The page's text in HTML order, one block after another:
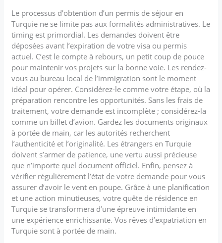
Le processus d’obtention d’un permis de séjour en
Turquie ne se limite pas aux formalités administratives. Le
timing est primordial. Les demandes doivent être
déposées avant l’expiration de votre visa ou permis
actuel. C’est le compte à rebours, un petit coup de pouce
pour maintenir vos projets sur la bonne voie. Les rendez-
vous au bureau local de l’immigration sont le moment
idéal pour opérer. Considérez-le comme votre étape, où la
préparation rencontre les opportunités. Sans les frais de
traitement, votre demande est incomplète ; considérez-la
comme un billet d’avion. Gardez les documents originaux
à portée de main, car les autorités recherchent
l’authenticité et l’originalité. Les étrangers en Turquie
doivent s’armer de patience, une vertu aussi précieuse
que n’importe quel document officiel. Enfin, pensez à
vérifier régulièrement l’état de votre demande pour vous
assurer d’avoir le vent en poupe. Grâce à une planification
et une action minutieuses, votre quête de résidence en
Turquie se transformera d’une épreuve intimidante en
une expérience enrichissante. Vos rêves d’expatriation en
Turquie sont à portée de main.